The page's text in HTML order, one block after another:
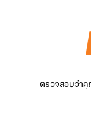
ตรวจสอบว่าคุ